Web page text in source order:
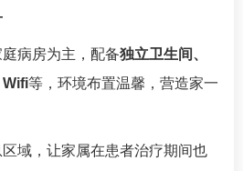
病房为主，配备独立卫生间、
Wifi等，环境布置温馨，营造家一
域，让家属在患者治疗期间也